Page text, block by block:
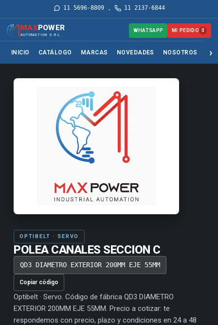
11 5696-8809· 11 2137-6844
MAXPOWER
AUTOMATION S.R.L.
INICIO CATÁLOGO MARCAS NOVEDADES NOSOTROS
WHATSAPP MI PEDIDO 0
OPTIBELT · SERVO
POLEA CANALES SECCION C
QD3 DIAMETRO EXTERIOR 200MM EJE 55MM
Copiar código
Optibelt · Servo. Código de fábrica QD3 DIAMETRO
EXTERIOR 200MM EJE 55MM. Precio a cotizar: te
respondemos con precio, plazo y condiciones en 24 a 48